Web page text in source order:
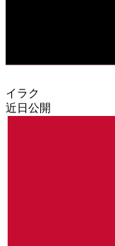
イラク
近日公開